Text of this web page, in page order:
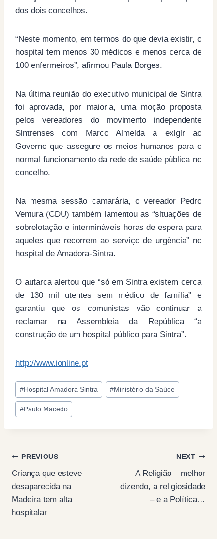
dos dois concelhos.
“Neste momento, em termos do que devia existir, o
hospital tem menos 30 médicos e menos cerca de
100 enfermeiros”, afirmou Paula Borges.
Na última reunião do executivo municipal de Sintra
foi aprovada, por maioria, uma moção proposta
pelos vereadores do movimento independente
Sintrenses com Marco Almeida a exigir ao
Governo que assegure os meios humanos para o
normal funcionamento da rede de saúde pública no
concelho.
Na mesma sessão camarária, o vereador Pedro
Ventura (CDU) também lamentou as “situações de
sobrelotação e intermináveis horas de espera para
aqueles que recorrem ao serviço de urgência” no
hospital de Amadora-Sintra.
O autarca alertou que “só em Sintra existem cerca
de 130 mil utentes sem médico de família” e
garantiu que os comunistas vão continuar a
reclamar na Assembleia da República “a
construção de um hospital público para Sintra”.
http://www.ionline.pt
Post
Tags:
#Hospital Amadora Sintra #Ministério da Saúde
#Paulo Macedo
Post
navigation
PREVIOUS
Criança que esteve
desaparecida na
Madeira tem alta
hospitalar
NEXT
A Religião – melhor
dizendo, a religiosidade
– e a Política…